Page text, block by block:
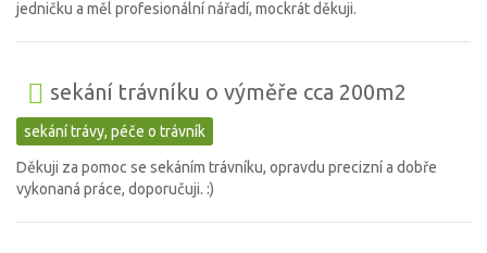
jedničku a měl profesionální nářadí, mockrát děkuji.
sekání trávníku o výměře cca 200m2
sekání trávy, péče o trávník
Děkuji za pomoc se sekáním trávníku, opravdu precizní a dobře
vykonaná práce, doporučuji. :)